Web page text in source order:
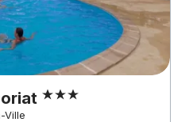
Ville